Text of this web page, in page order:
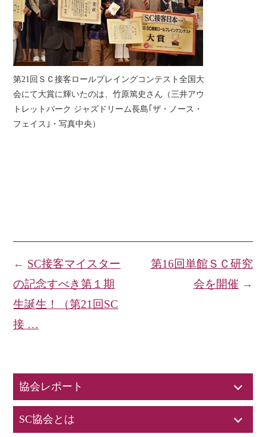
第21回ＳＣ接客ロールプレイングコンテスト全国大
会にて大賞に輝いたのは、竹原篤史さん（三井アウ
トレットパーク ジャズドリーム長島｢ザ・ノース・
フェイス｣・写真中央）
第16回単館ＳＣ研究
会を開催 →
← SC接客マイスター
の記念すべき第１期
生誕生！（第21回SC
接 …
協会レポート
SC協会とは